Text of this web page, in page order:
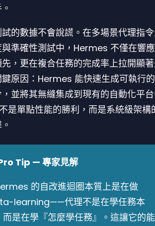
的數據不會說謊。在多場景代理指
與準確性測試中，Hermes 不僅在響
，更在複合任務的完成率上拉開顯
原因：Hermes 能快速生成可執行
並將其無縫集成到現有的自動化平
是單點性能的勝利，而是系統級架構
Tip — 專家見解
的自改進迴圈本質上是在做
learning——代理不是在學任務本
而是在學『怎麼學任務』。這讓它的能